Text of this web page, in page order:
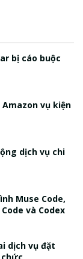
bị cáo buộc
vụ kiện
dịch vụ chi
Muse Code,
và Codex
dịch vụ đặt